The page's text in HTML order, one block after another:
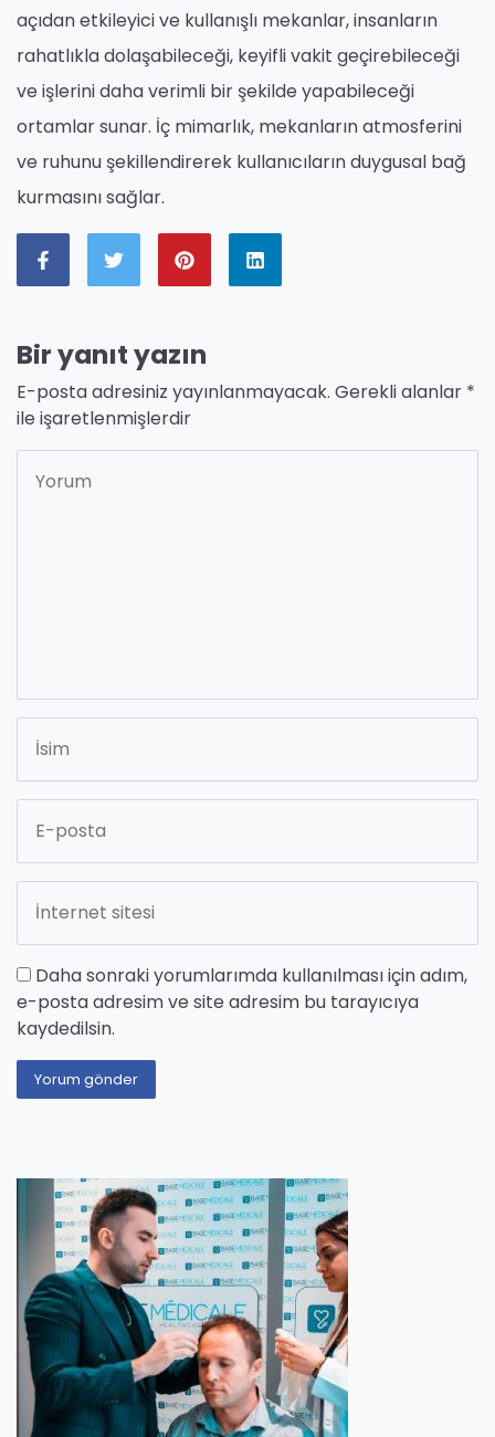
açıdan etkileyici ve kullanışlı mekanlar, insanların
rahatlıkla dolaşabileceği, keyifli vakit geçirebileceği
ve işlerini daha verimli bir şekilde yapabileceği
ortamlar sunar. İç mimarlık, mekanların atmosferini
ve ruhunu şekillendirerek kullanıcıların duygusal bağ
kurmasını sağlar.
Bir yanıt yazın
E-posta adresiniz yayınlanmayacak. Gerekli alanlar *
ile işaretlenmişlerdir
Daha sonraki yorumlarımda kullanılması için adım,
e-posta adresim ve site adresim bu tarayıcıya
kaydedilsin.